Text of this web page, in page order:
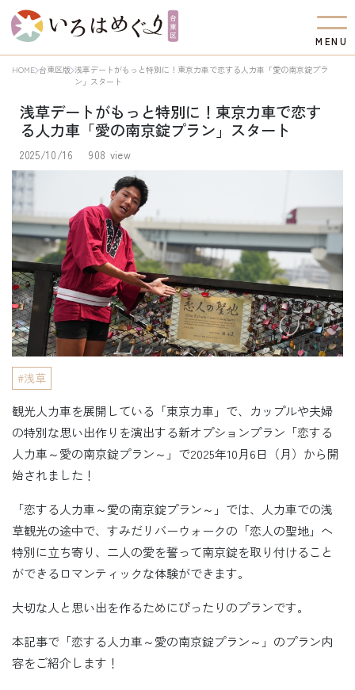
M EN U
HOME 台東区版 浅草デートがもっと特別に！東京力車で恋する人力車「愛の南京錠プラ
ン」スタート
浅草デートがもっと特別に！東京力車で恋す
る人力車「愛の南京錠プラン」スタート
2025/10/16 908 view
浅草
観光人力車を展開している「東京力車」で、カップルや夫婦
の特別な思い出作りを演出する新オプションプラン「恋する
人力車～愛の南京錠プラン～」で2025年10月6日（月）から開
始されました！
「恋する人力車～愛の南京錠プラン～」では、人力車での浅
草観光の途中で、すみだリバーウォークの「恋人の聖地」へ
特別に立ち寄り、二人の愛を誓って南京錠を取り付けること
ができるロマンティックな体験ができます。
大切な人と思い出を作るためにぴったりのプランです。
本記事で「恋する人力車～愛の南京錠プラン～」のプラン内
容をご紹介します！